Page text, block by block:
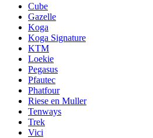
Cube
Gazelle
Koga
Koga Signature
KTM
Loekie
Pegasus
Pfautec
Phatfour
Riese en Muller
Tenways
Trek
Vici